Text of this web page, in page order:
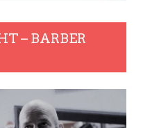
– BARBER